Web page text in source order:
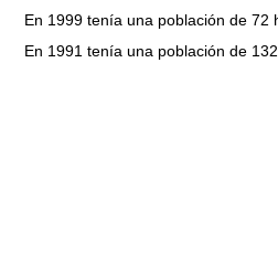
En 1999 tenía una población de 72
En 1991 tenía una población de